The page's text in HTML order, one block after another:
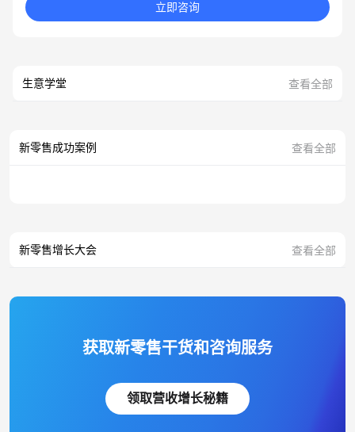
立即咨询
生意学堂 查看全部
新零售成功案例 查看全部
新零售增长大会 查看全部
获取新零售干货和咨询服务
领取营收增长秘籍